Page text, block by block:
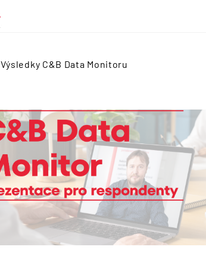
Výsledky C&B Data Monitoru